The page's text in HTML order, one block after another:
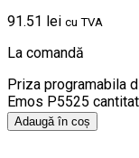
91.51 lei cu TVA
La comandă
Priza programabila
Emos P5525
Adaugă în coș